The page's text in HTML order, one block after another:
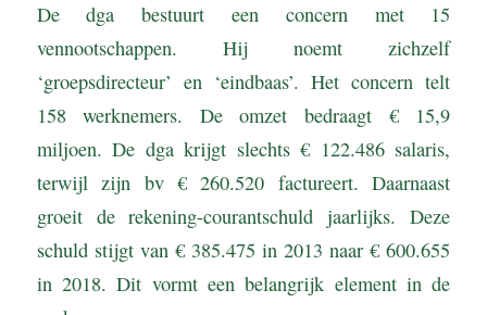
De dga bestuurt een concern met 15
vennootschappen. Hij noemt zichzelf
‘groepsdirecteur’ en ‘eindbaas’. Het concern telt
158 werknemers. De omzet bedraagt € 15,9
miljoen. De dga krijgt slechts € 122.486 salaris,
terwijl zijn bv € 260.520 factureert. Daarnaast
groeit de rekening-courantschuld jaarlijks. Deze
schuld stijgt van € 385.475 in 2013 naar € 600.655
in 2018. Dit vormt een belangrijk element in de